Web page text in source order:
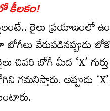
కీలకం!
రైలు ప్రయాణంలో
వేరుపడినప్పుడు
చివరి బోగీ మీద ‘X’ గుర్తు
గమనిస్తారు. అప్పుడు